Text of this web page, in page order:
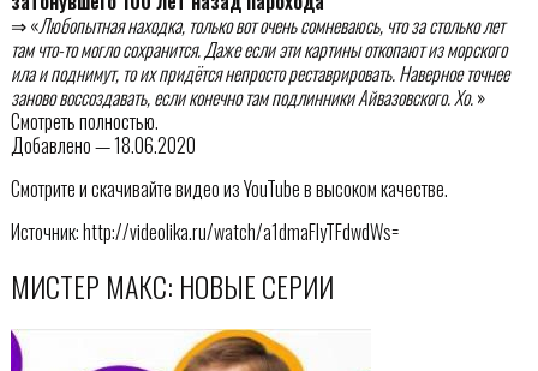
⇒ «Любопытная находка, только вот очень сомневаюсь, что за столько лет
там что-то могло сохранится. Даже если эти картины откопают из морского
ила и поднимут, то их придётся непросто реставрировать. Наверное точнее
заново воссоздавать, если конечно там подлинники Айвазовского. Хо.»
Смотреть полностью.
Добавлено — 18.06.2020
Смотрите и скачивайте видео из YouTube в высоком качестве.
Источник: http://videolika.ru/watch/a1dmaFIyTFdwdWs=
МИСТЕР МАКС: НОВЫЕ СЕРИИ